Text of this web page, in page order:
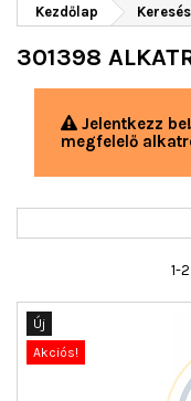
Kezdőlap
301398
Jelentkezz
megfelelő
1-
Új
Akciós!